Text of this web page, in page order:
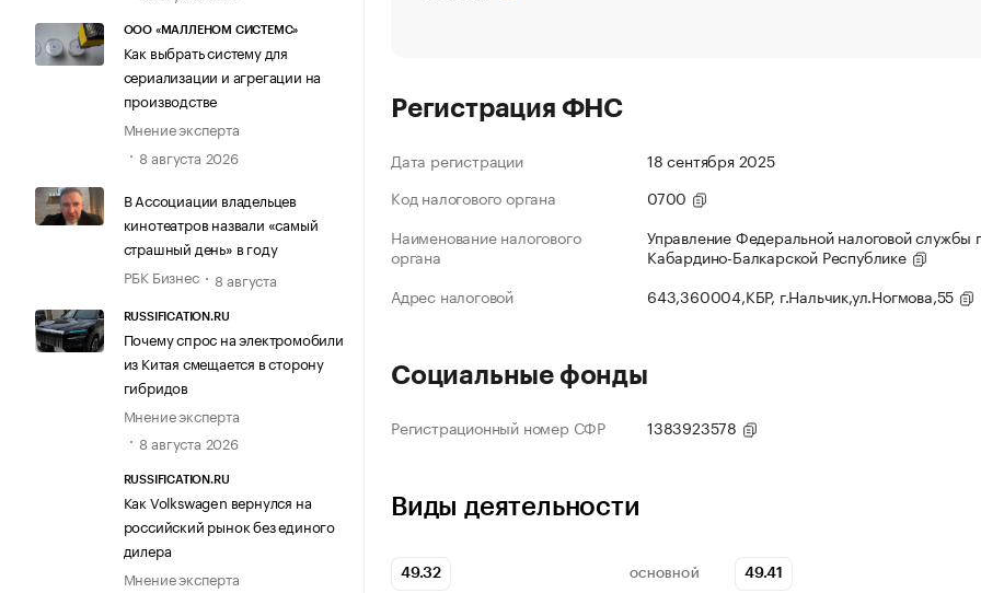
ООО «МАЛЛЕНОМ СИСТЕМС»
Как выбрать систему для
сериализации и агрегации на
производстве
Мнение эксперта
8 августа 2026
В Ассоциации владельцев
кинотеатров назвали «самый
страшный день» в году
РБК Бизнес
8 августа
RUSSIFICATION.RU
Почему спрос на электромобили
из Китая смещается в сторону
гибридов
Мнение эксперта
8 августа 2026
RUSSIFICATION.RU
Как Volkswagen вернулся на
российский рынок без единого
дилера
Мнение эксперта
Регистрация ФНС
Дата регистрации
18 сентября 2025
Код налогового органа
0700
Наименование налогового
органа
Управление Федеральной налоговой службы
Кабардино-Балкарской Республике
Адрес налоговой
643,360004,КБР, г.Нальчик,ул.Ногмова,55
Социальные фонды
Регистрационный номер СФР 1383923578
Виды деятельности
49.32 ОСНОВНОЙ 49.41